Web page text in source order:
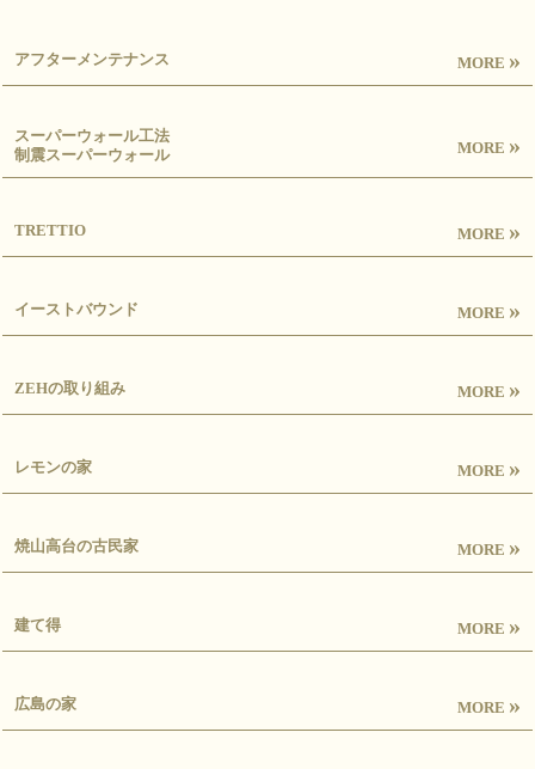
アフターメンテナンス MORE »
スーパーウォール工法
制震スーパーウォール
MORE »
TRETTIO MORE »
イーストバウンド MORE »
ZEHの取り組み MORE »
レモンの家 MORE »
焼山高台の古民家 MORE »
建て得 MORE »
広島の家 MORE »